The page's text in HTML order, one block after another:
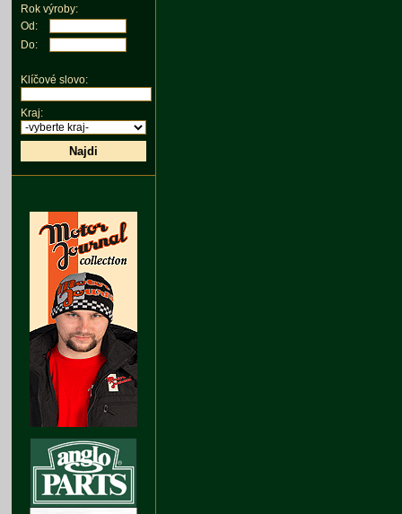
Rok výroby:
Od:
Do:
Klíčové slovo:
Kraj:
Najdi